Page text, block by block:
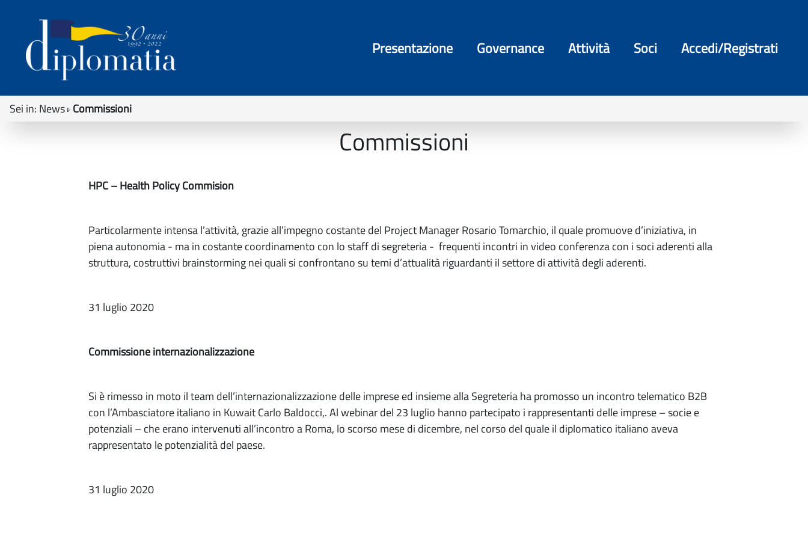
Presentazione Governance Attività Soci Accedi/Registrati
Sei in: News Commissioni
Commissioni
HPC – Health Policy Commision
Particolarmente intensa l’attività, grazie all’impegno costante del Project Manager Rosario Tomarchio, il quale promuove d’iniziativa, in
piena autonomia - ma in costante coordinamento con lo staff di segreteria - frequenti incontri in video conferenza con i soci aderenti alla
struttura, costruttivi brainstorming nei quali si confrontano su temi d’attualità riguardanti il settore di attività degli aderenti.
31 luglio 2020
Commissione internazionalizzazione
Si è rimesso in moto il team dell’internazionalizzazione delle imprese ed insieme alla Segreteria ha promosso un incontro telematico B2B
con l’Ambasciatore italiano in Kuwait Carlo Baldocci,. Al webinar del 23 luglio hanno partecipato i rappresentanti delle imprese – socie e
potenziali – che erano intervenuti all’incontro a Roma, lo scorso mese di dicembre, nel corso del quale il diplomatico italiano aveva
rappresentato le potenzialità del paese.
31 luglio 2020